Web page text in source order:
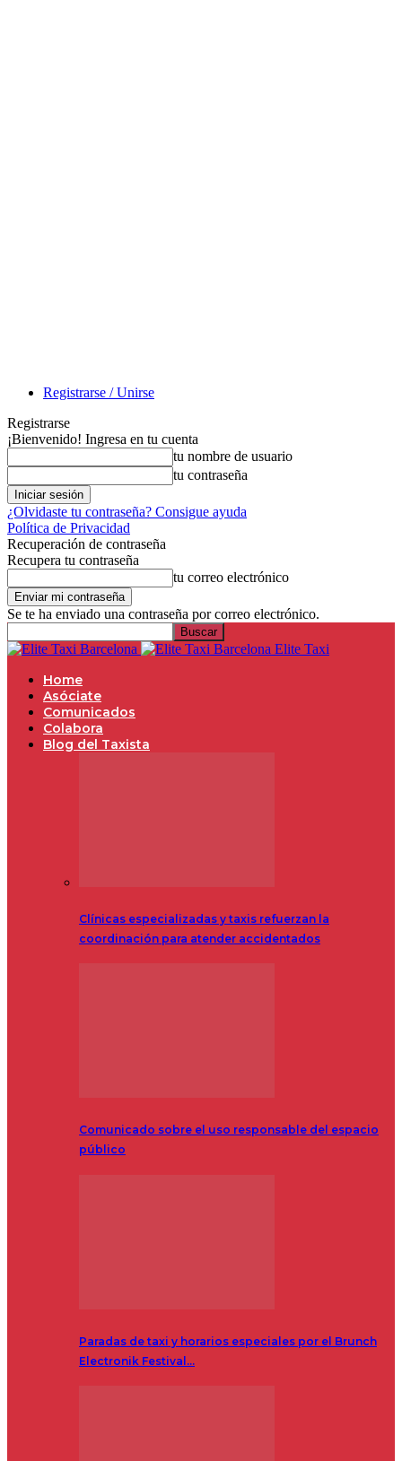
Registrarse / Unirse
Registrarse
¡Bienvenido! Ingresa en tu cuenta
tu nombre de usuario
tu contraseña
¿Olvidaste tu contraseña? Consigue ayuda
Política de Privacidad
Recuperación de contraseña
Recupera tu contraseña
tu correo electrónico
Se te ha enviado una contraseña por correo electrónico.
Elite Taxi
Home
Asóciate
Comunicados
Colabora
Blog del Taxista
Clínicas especializadas y taxis refuerzan la
coordinación para atender accidentados
Comunicado sobre el uso responsable del espacio
público
Paradas de taxi y horarios especiales por el Brunch
Electronik Festival…